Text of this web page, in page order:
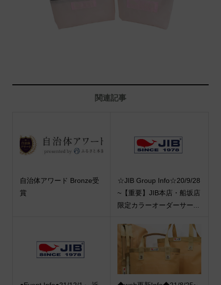
関連記事
自治体アワード Bronze受
賞
☆JIB Group Info☆20/9/28
~【重要】JIB本店・船坂店
限定カラーオーダーサー...